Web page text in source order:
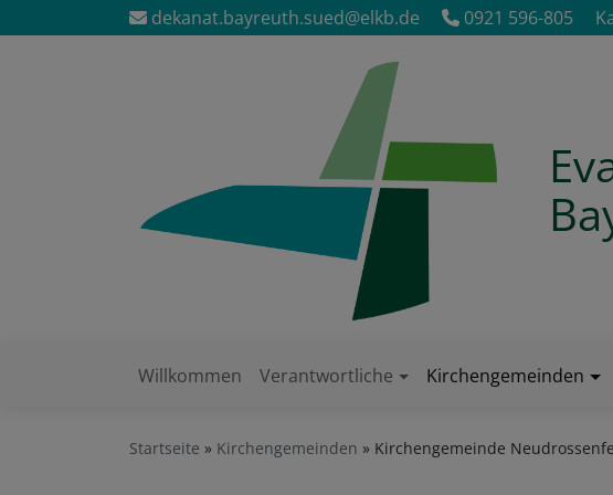
zum
dekanat.bayreuth.sued@elkb.de 0921 596-805
Hauptnavigation
Willkommen Verantwortliche Kirchengemeinden
Startseite Kirchengemeinden Kirchengemeinde